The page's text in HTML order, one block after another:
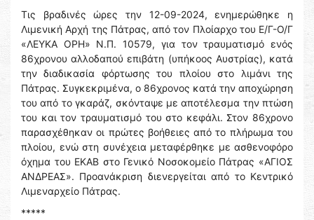
Τις βραδινές ώρες την 12-09-2024, ενημερώθηκε η
Λιμενική Αρχή της Πάτρας, από τον Πλοίαρχο του Ε/Γ-Ο/Γ
«ΛΕΥΚΑ ΟΡΗ» Ν.Π. 10579, για τον τραυματισμό ενός
86χρονου αλλοδαπού επιβάτη (υπήκοος Αυστρίας), κατά
την διαδικασία φόρτωσης του πλοίου στο λιμάνι της
Πάτρας. Συγκεκριμένα, ο 86χρονος κατά την αποχώρηση
του από το γκαράζ, σκόνταψε με αποτέλεσμα την πτώση
του και τον τραυματισμό του στο κεφάλι. Στον 86χρονο
παρασχέθηκαν οι πρώτες βοήθειες από το πλήρωμα του
πλοίου, ενώ στη συνέχεια μεταφέρθηκε με ασθενοφόρο
όχημα του ΕΚΑΒ στο Γενικό Νοσοκομείο Πάτρας «ΑΓΙΟΣ
ΑΝΔΡΕΑΣ». Προανάκριση διενεργείται από το Κεντρικό
Λιμεναρχείο Πάτρας.
*****